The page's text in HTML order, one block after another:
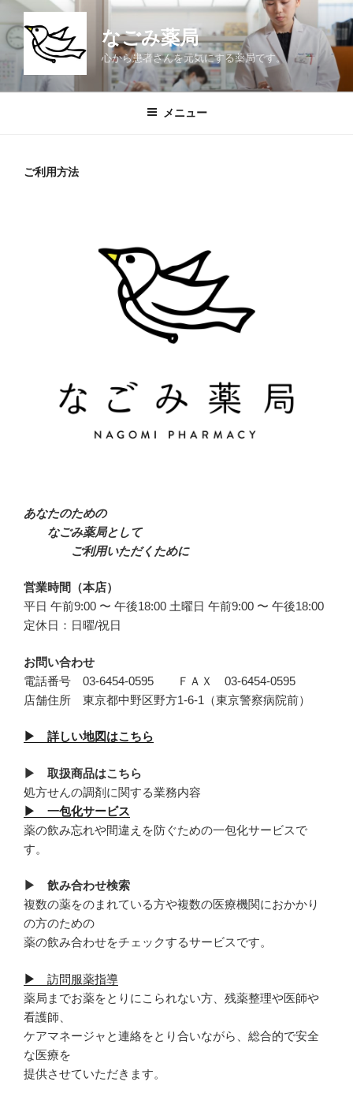
ン
テ
なごみ薬局
心から患者さんを元気にする薬局です。
メニュー
ご利用方法
あなたのための
なごみ薬局として
ご利用いただくために
営業時間（本店）
平日 午前9:00 〜 午後18:00 土曜日 午前9:00 〜 午後18:00
定休日：日曜/祝日
お問い合わせ
電話番号 03-6454-0595 ＦＡＸ 03-6454-0595
店舗住所 東京都中野区野方1-6-1（東京警察病院前）
▶ 詳しい地図はこちら
▶ 取扱商品はこちら
処方せんの調剤に関する業務内容
▶ 一包化サービス
薬の飲み忘れや間違えを防ぐための一包化サービスで
す。
▶ 飲み合わせ検索
複数の薬をのまれている方や複数の医療機関におかかり
の方のための
薬の飲み合わせをチェックするサービスです。
▶
訪問服薬指導
薬局までお薬をとりにこられない方、残薬整理や医師や
看護師、
ケアマネージャと連絡をとり合いながら、総合的で安全
な医療を
提供させていただきます。